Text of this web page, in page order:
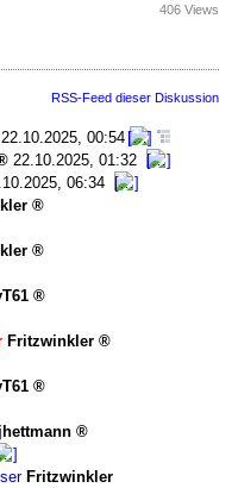
406 Views
RSS-Feed dieser Diskussion
22.10.2025, 00:54
22.10.2025, 01:32
06:34
Fritzwinkler
jhettmann
Fritzwinkler